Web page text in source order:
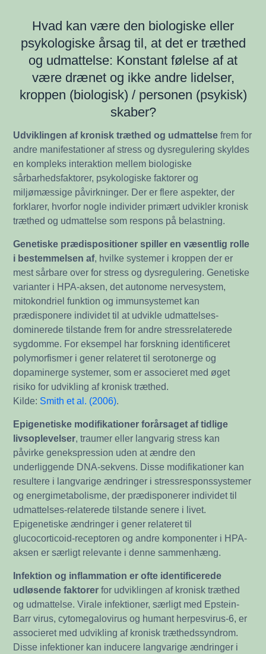
Hvad kan være den biologiske eller
psykologiske årsag til, at det er træthed
og udmattelse: Konstant følelse af at
være drænet og ikke andre lidelser,
kroppen (biologisk) / personen (psykisk)
skaber?
Udviklingen af kronisk træthed og udmattelse frem for
andre manifestationer af stress og dysregulering skyldes
en kompleks interaktion mellem biologiske
sårbarhedsfaktorer, psykologiske faktorer og
miljømæssige påvirkninger. Der er flere aspekter, der
forklarer, hvorfor nogle individer primært udvikler kronisk
træthed og udmattelse som respons på belastning.
Genetiske prædispositioner spiller en væsentlig rolle
i bestemmelsen af, hvilke systemer i kroppen der er
mest sårbare over for stress og dysregulering. Genetiske
varianter i HPA-aksen, det autonome nervesystem,
mitokondriel funktion og immunsystemet kan
prædisponere individet til at udvikle udmattelses-
dominerede tilstande frem for andre stressrelaterede
sygdomme. For eksempel har forskning identificeret
polymorfismer i gener relateret til serotonerge og
dopaminerge systemer, som er associeret med øget
risiko for udvikling af kronisk træthed.
Kilde: Smith et al. (2006)
Epigenetiske modifikationer forårsaget af tidlige
livsoplevelser , traumer eller langvarig stress kan
påvirke genekspression uden at ændre den
underliggende DNA-sekvens. Disse modifikationer kan
resultere i langvarige ændringer i stressresponssystemer
og energimetabolisme, der prædisponerer individet til
udmattelses-relaterede tilstande senere i livet.
Epigenetiske ændringer i gener relateret til
glucocorticoid-receptoren og andre komponenter i HPA-
aksen er særligt relevante i denne sammenhæng.
Infektion og inflammation er ofte identificerede
udløsende faktorer for udviklingen af kronisk træthed
og udmattelse. Virale infektioner, særligt med Epstein-
Barr virus, cytomegalovirus og humant herpesvirus-6, er
associeret med udvikling af kronisk træthedssyndrom.
Disse infektioner kan inducere langvarige ændringer i